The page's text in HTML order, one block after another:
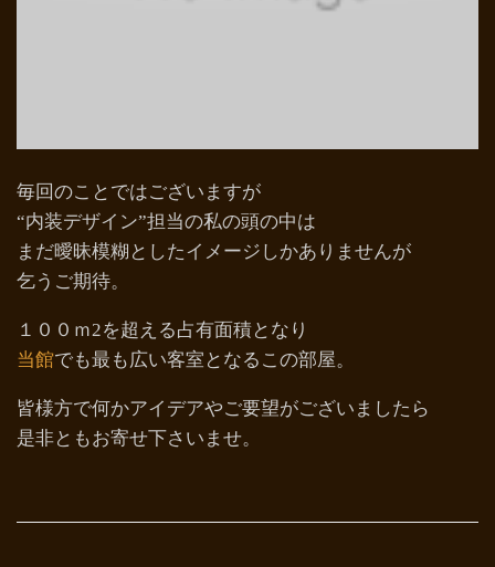
毎回のことではございますが
“内装デザイン”担当の私の頭の中は
まだ曖昧模糊としたイメージしかありませんが
乞うご期待。
１００ｍ2を超える占有面積となり
当館でも最も広い客室となるこの部屋。
皆様方で何かアイデアやご要望がございましたら
是非ともお寄せ下さいませ。